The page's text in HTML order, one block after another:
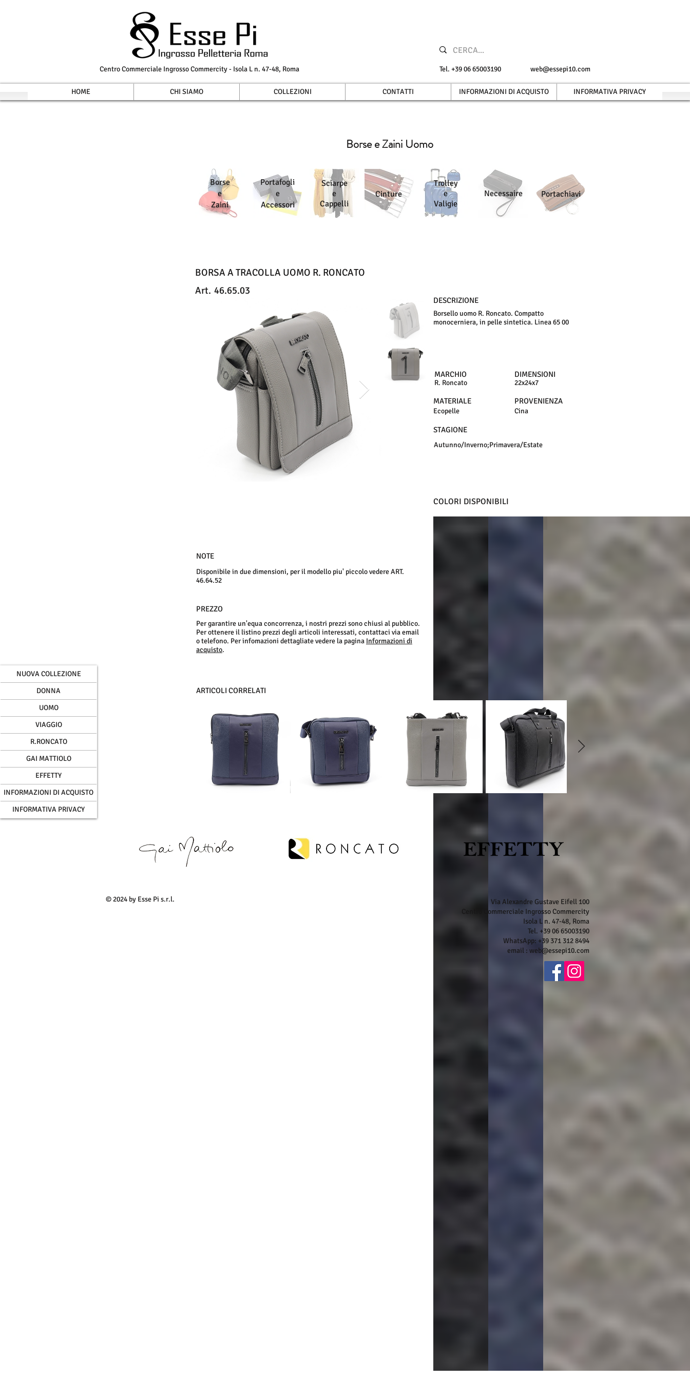
Centro Commerciale Ingrosso Commercity - Isola L n. 47-48, Roma Tel. +39 06 65003190 web@essepi10.com
HOME CHI SIAMO COLLEZIONI CONTATTI INFORMAZIONI DI ACQUISTO INFORMATIVA PRIVACY
NUOVA COLLEZIONE
DONNA
UOMO
VIAGGIO
R.RONCATO
GAI MATTIOLO
EFFETTY
INFORMAZIONI DI ACQUISTO
INFORMATIVA PRIVACY
Borse e Zaini Uomo
Borse
e
Zaini
Portafogli
e
Accessori
Sciarpe
e
Cappelli
Cinture
Trolley
e
Valigie
Necessaire Portachiavi
BORSA A TRACOLLA UOMO R. RONCATO
Art. 46.65.03
DESCRIZIONE
Borsello uomo R. Roncato. Compatto
monocerniera, in pelle sintetica. Linea 65 00
MARCHIO DIMENSIONI
22x24x7
R. Roncato
MATERIALE
Ecopelle
PROVENIENZA
Cina
STAGIONE
Autunno/Inverno;Primavera/Estate
COLORI DISPONIBILI
NOTE
Disponibile in due dimensioni, per il modello piu' piccolo vedere ART.
46.64.52
PREZZO
Per garantire un'equa concorrenza, i nostri prezzi sono chiusi al pubblico.
Per ottenere il listino prezzi degli articoli interessati, contattaci via email
o telefono. Per infomazioni dettagliate vedere la pagina Informazioni di
acquisto.
ARTICOLI CORRELATI
© 2024 by Esse Pi s.r.l.
Via Alexandre Gustave Eifell 100
Centro Commerciale Ingrosso Commercity
Isola L n. 47-48, Roma
Tel. +39 06 65003190
WhatsApp: +39 371 312 8494
email : web@essepi10.com